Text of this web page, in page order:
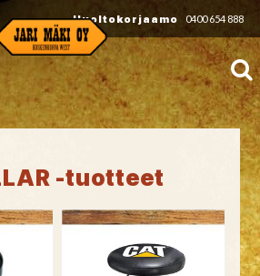
Huoltokorjaamo 0400 654 888
-tuotteet